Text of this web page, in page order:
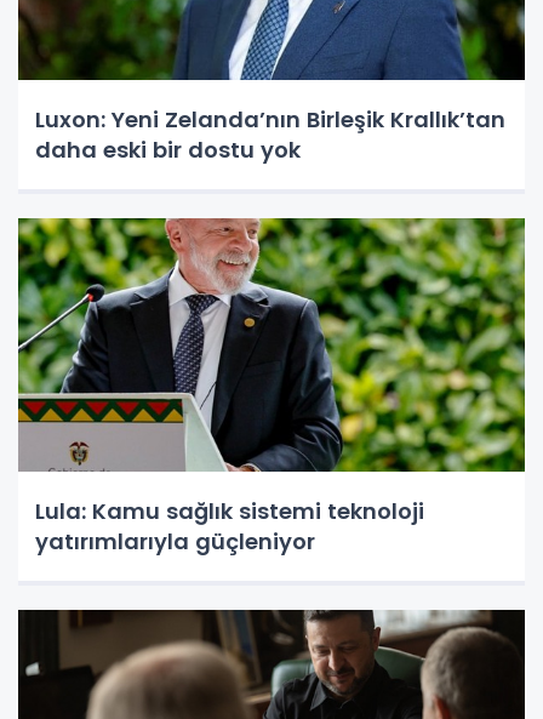
Luxon: Yeni Zelanda’nın Birleşik Krallık’tan
daha eski bir dostu yok
Lula: Kamu sağlık sistemi teknoloji
yatırımlarıyla güçleniyor